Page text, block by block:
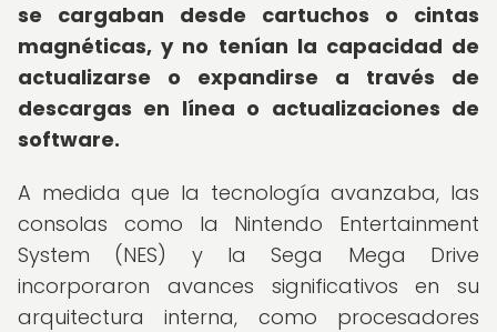
se cargaban desde cartuchos o cintas
magnéticas, y no tenían la capacidad de
actualizarse o expandirse a través de
descargas en línea o actualizaciones de
software.
A medida que la tecnología avanzaba, las
consolas como la Nintendo Entertainment
System (NES) y la Sega Mega Drive
incorporaron avances significativos en su
arquitectura interna, como procesadores